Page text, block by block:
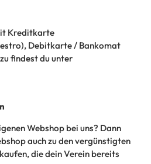
Kreditkarte
Debitkarte / Bankomat
findest du unter
Webshop bei uns? Dann
auch zu den vergünstigten
die dein Verein bereits